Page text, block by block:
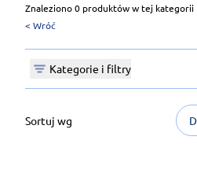
Znaleziono 0 produktów w tej kategorii
< Wróć
Kategorie i filtry
Sortuj wg